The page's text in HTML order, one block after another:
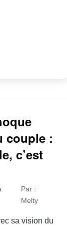
couple :
c’est
Par :
Melty
sa vision du